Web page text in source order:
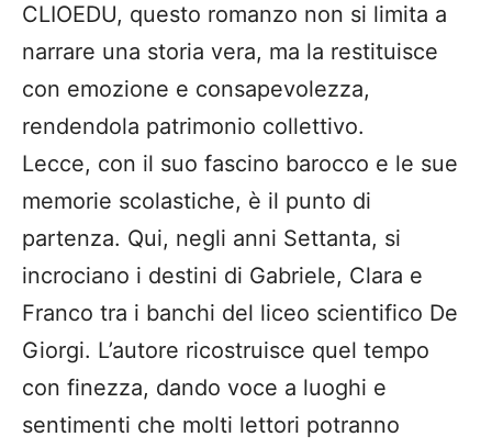
CLIOEDU, questo romanzo non si limita a
narrare una storia vera, ma la restituisce
con emozione e consapevolezza,
rendendola patrimonio collettivo.
Lecce, con il suo fascino barocco e le sue
memorie scolastiche, è il punto di
partenza. Qui, negli anni Settanta, si
incrociano i destini di Gabriele, Clara e
Franco tra i banchi del liceo scientifico De
Giorgi. L’autore ricostruisce quel tempo
con finezza, dando voce a luoghi e
sentimenti che molti lettori potranno